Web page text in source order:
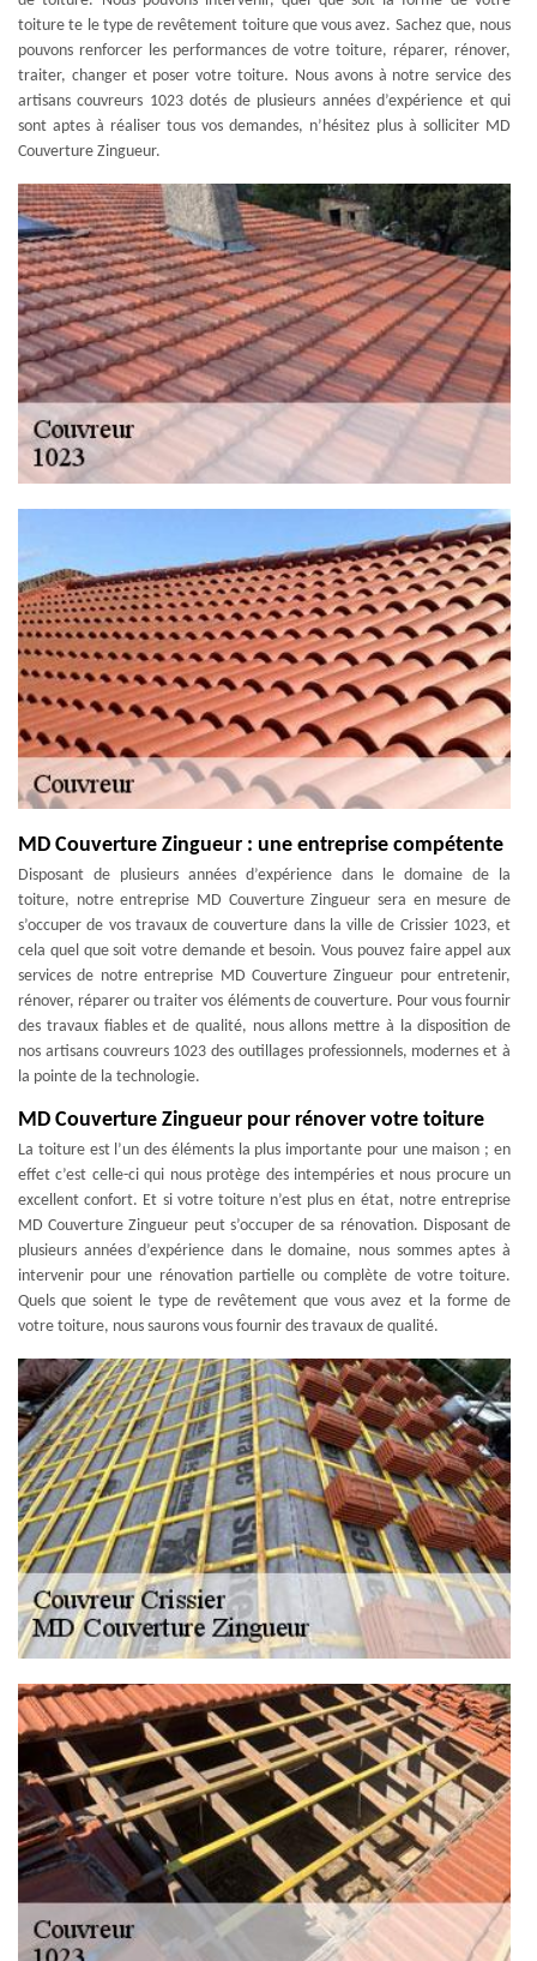
toiture te le type de revêtement toiture que vous avez. Sachez que, nous
pouvons renforcer les performances de votre toiture, réparer, rénover,
traiter, changer et poser votre toiture. Nous avons à notre service des
artisans couvreurs 1023 dotés de plusieurs années d’expérience et qui
sont aptes à réaliser tous vos demandes, n’hésitez plus à solliciter MD
Couverture Zingueur.
MD Couverture Zingueur : une entreprise compétente
Disposant de plusieurs années d’expérience dans le domaine de la
toiture, notre entreprise MD Couverture Zingueur sera en mesure de
s’occuper de vos travaux de couverture dans la ville de Crissier 1023, et
cela quel que soit votre demande et besoin. Vous pouvez faire appel aux
services de notre entreprise MD Couverture Zingueur pour entretenir,
rénover, réparer ou traiter vos éléments de couverture. Pour vous fournir
des travaux fiables et de qualité, nous allons mettre à la disposition de
nos artisans couvreurs 1023 des outillages professionnels, modernes et à
la pointe de la technologie.
MD Couverture Zingueur pour rénover votre toiture
La toiture est l’un des éléments la plus importante pour une maison ; en
effet c’est celle-ci qui nous protège des intempéries et nous procure un
excellent confort. Et si votre toiture n’est plus en état, notre entreprise
MD Couverture Zingueur peut s’occuper de sa rénovation. Disposant de
plusieurs années d’expérience dans le domaine, nous sommes aptes à
intervenir pour une rénovation partielle ou complète de votre toiture.
Quels que soient le type de revêtement que vous avez et la forme de
votre toiture, nous saurons vous fournir des travaux de qualité.